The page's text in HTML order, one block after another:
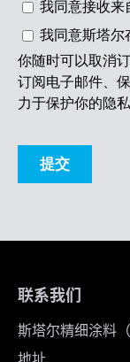
联系我们
斯塔尔精细涂料